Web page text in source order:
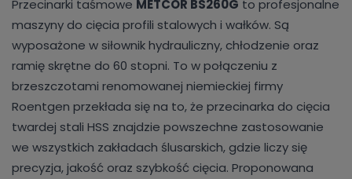
Przecinarki taśmowe METCOR BS260G to profesjonalne
maszyny do cięcia profili stalowych i wałków. Są
wyposażone w siłownik hydrauliczny, chłodzenie oraz
ramię skrętne do 60 stopni. To w połączeniu z
brzeszczotami renomowanej niemieckiej firmy
Roentgen przekłada się na to, że przecinarka do cięcia
twardej stali HSS znajdzie powszechne zastosowanie
we wszystkich zakładach ślusarskich, gdzie liczy się
precyzja, jakość oraz szybkość cięcia. Proponowana